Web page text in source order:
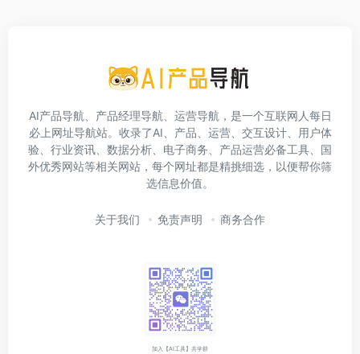
AI产品导航、产品经理导航、运营导航，是一个互联网人每日
必上网址导航站。收录了AI、产品、运营、交互设计、用户体
验、行业资讯、数据分析、电子商务、产品运营必备工具、国
外优秀网站等相关网站，每个网址都是精挑细选，以便帮你筛
选信息价值。
关于我们 免责声明 商务合作
加入【AI工具】共学群